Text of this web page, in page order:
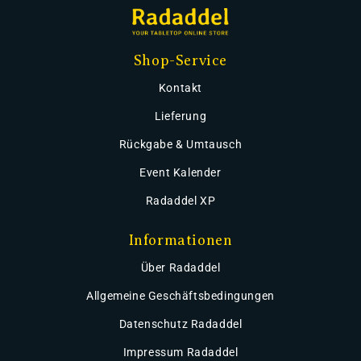
Shop-Service
Kontakt
Lieferung
Rückgabe & Umtausch
Event Kalender
Radaddel XP
Informationen
Über Radaddel
Allgemeine Geschäftsbedingungen
Datenschutz Radaddel
Impressum Radaddel